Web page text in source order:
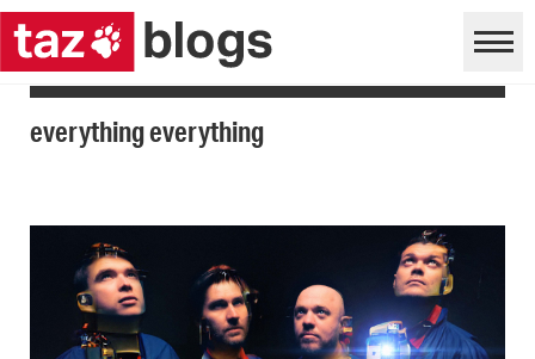
everything everything